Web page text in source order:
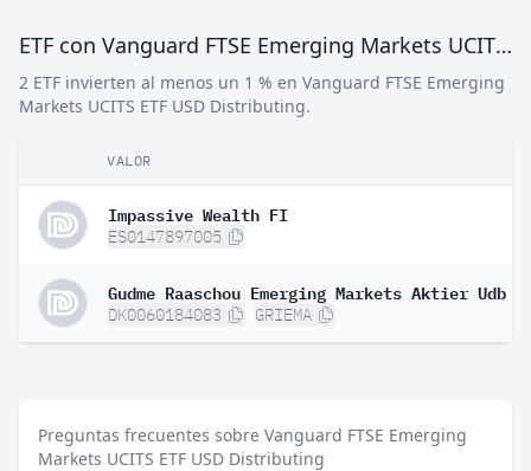
ETF con Vanguard FTSE Emerging Markets UCITS ETF USD Distributing
2 ETF invierten al menos un 1 % en Vanguard FTSE Emerging
Markets UCITS ETF USD Distributing.
VALOR
Impassive Wealth FI
ES0147897005
Gudme Raaschou Emerging Markets Aktier Udb
DK0060184083 GRIEMA
Preguntas frecuentes sobre Vanguard FTSE Emerging
Markets UCITS ETF USD Distributing